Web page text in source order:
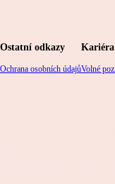
Ostatní odkazy
Ochrana osobních údajů
Kariéra
Volné